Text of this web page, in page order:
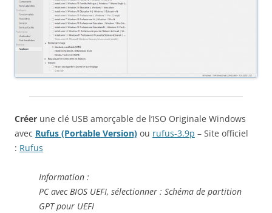
Créer une clé USB amorçable de l’ISO Originale Windows
avec Rufus (Portable Version) ou rufus-3.9p – Site officiel
: Rufus
Information :
PC avec BIOS UEFI, sélectionner : Schéma de partition
GPT pour UEFI